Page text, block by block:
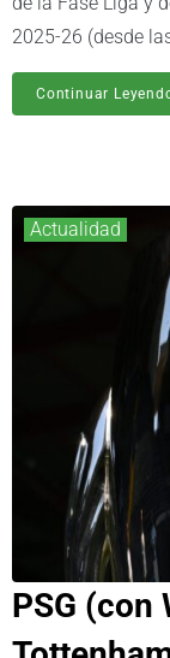
2025-26 (desde
Continuar
Actualidad
PSG (con